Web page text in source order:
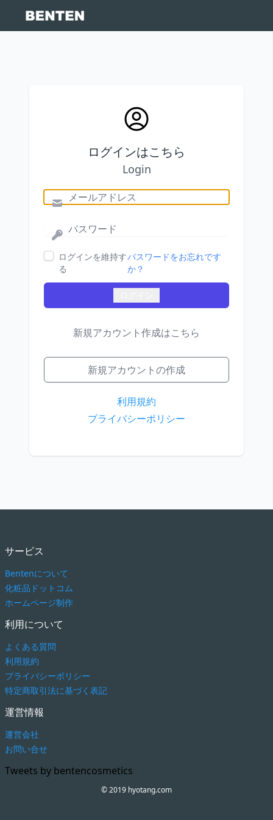
ログインはこちら
Login
ログインを維持す
る
パスワードをお忘れです
か？
新規アカウント作成はこちら
新規アカウントの作成
利用規約
プライバシーポリシー
サービス
Bentenについて
化粧品ドットコム
ホームページ制作
利用について
よくある質問
利用規約
プライバシーポリシー
特定商取引法に基づく表記
運営情報
運営会社
お問い合せ
Tweets by bentencosmetics
© 2019 hyotang.com